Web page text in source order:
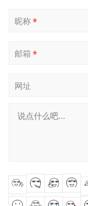
昵称*
邮箱 *
网址